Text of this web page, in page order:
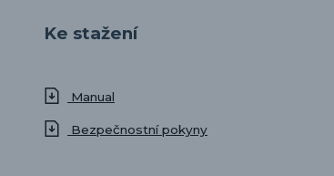
Ke stažení
Manual
Bezpečnostní pokyny